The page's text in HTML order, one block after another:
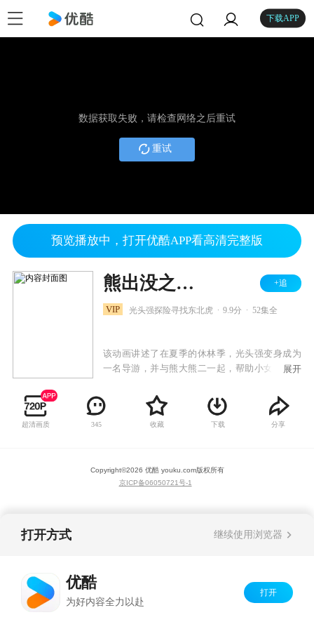
下载APP
数据获取失败，请检查网络之后重试
重试
预览播放中，打开优酷APP看高清完整版
熊出没之探险日记 +追
VIP 光头强探险寻找东北虎 9.9分 52集全
该动画讲述了在夏季的休林季，光头强变身成为
一名导游，并与熊大熊二一起，帮助小女孩赵琳
虎的探险路上，他们走过美丽神秘的森林、奇妙
的地下世界、缤纷的雪山世界……他们不仅面临
自然生存的考验，还要与盗猎者反派斗智斗勇、
展开
超清画质 345 收藏 下载 分享
Copyright©2026 优酷 youku.com版权所有
京ICP备06050721号-1
打开方式 继续使用浏览器
优酷
为好内容全力以赴
打开